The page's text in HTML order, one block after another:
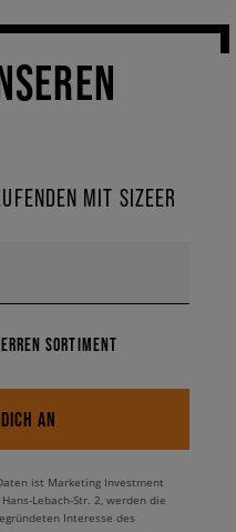
MIT SIZEER
SORTIMENT
AN
ist Marketing Investment
Lebach-Str. 2, werden die
Interesse des